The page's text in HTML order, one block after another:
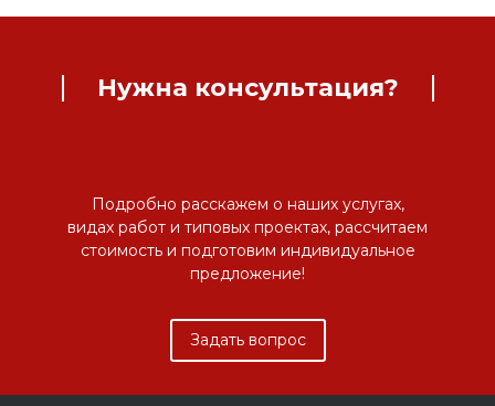
Нужна консультация?
Подробно расскажем о наших услугах,
видах работ и типовых проектах, рассчитаем
стоимость и подготовим индивидуальное
предложение!
Задать вопрос